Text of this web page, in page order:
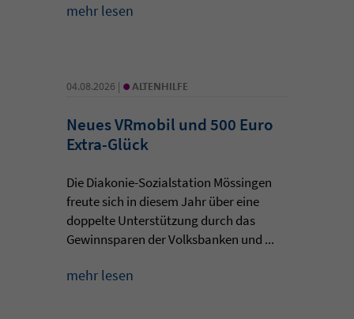
mehr lesen
04.08.2026 | • ALTENHILFE
Neues VRmobil und 500 Euro
Extra-Glück
Die Diakonie-Sozialstation Mössingen
freute sich in diesem Jahr über eine
doppelte Unterstützung durch das
Gewinnsparen der Volksbanken und ...
mehr lesen